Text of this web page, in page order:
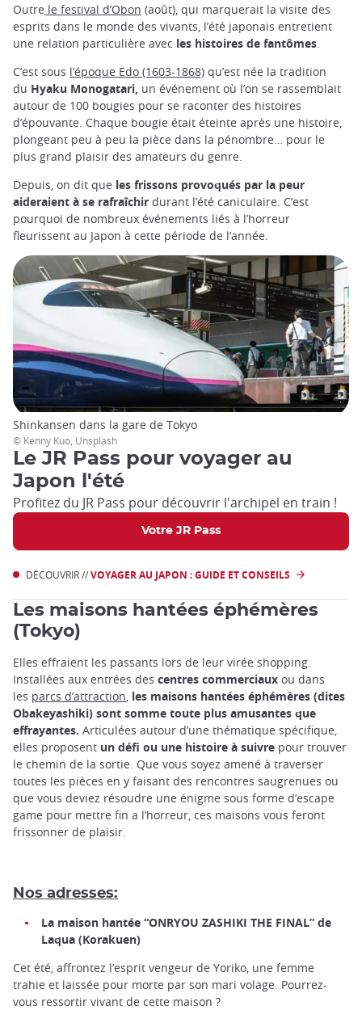
Outre le festival d’Obon (août), qui marquerait la visite des
esprits dans le monde des vivants, l’été japonais entretient
une relation particulière avec les histoires de fantômes
C’est sous l’époque Edo (1603-1868) qu’est née la tradition
du Hyaku Monogatari, un événement où l’on se rassemblait
autour de 100 bougies pour se raconter des histoires
d’épouvante. Chaque bougie était éteinte après une histoire,
plongeant peu à peu la pièce dans la pénombre… pour le
plus grand plaisir des amateurs du genre.
Depuis, on dit que les frissons provoqués par la peur
aideraient à se rafraîchir durant l’été caniculaire. C’est
pourquoi de nombreux événements liés à l’horreur
fleurissent au Japon à cette période de l’année.
Le JR Pass pour voyager au
Japon l'été
Profitez du JR Pass pour découvrir l'archipel en train !
Votre JR Pass
Shinkansen dans la gare de Tokyo
© Kenny Kuo, Unsplash
DÉCOUVRIR //VOYAGER AU JAPON : GUIDE ET CONSEILS
Les maisons hantées éphémères
(Tokyo)
Elles effraient les passants lors de leur virée shopping.
Installées aux entrées des centres commerciaux ou dans
les parcs d’attraction, les maisons hantées éphémères (dites
Obakeyashiki) sont somme toute plus amusantes que
effrayantes. Articulées autour d’une thématique spécifique,
elles proposent un défi ou une histoire à suivre pour trouver
le chemin de la sortie. Que vous soyez amené à traverser
toutes les pièces en y faisant des rencontres saugrenues ou
que vous deviez résoudre une énigme sous forme d’escape
game pour mettre fin a l’horreur, ces maisons vous feront
frissonner de plaisir.
Nos adresses:
La maison hantée “ONRYOU ZASHIKI THE FINAL” de
Laqua (Korakuen)
Cet été, affrontez l’esprit vengeur de Yoriko, une femme
trahie et laissée pour morte par son mari volage. Pourrez-
vous ressortir vivant de cette maison ?